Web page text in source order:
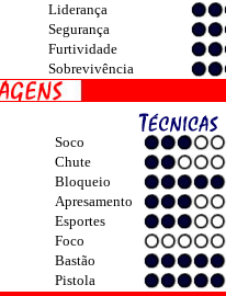
Liderança
Segurança
Furtividade
Sobrevivência
Soco
Chute
Bloqueio
Apresamento
Esportes
Foco
Bastão
Pistola